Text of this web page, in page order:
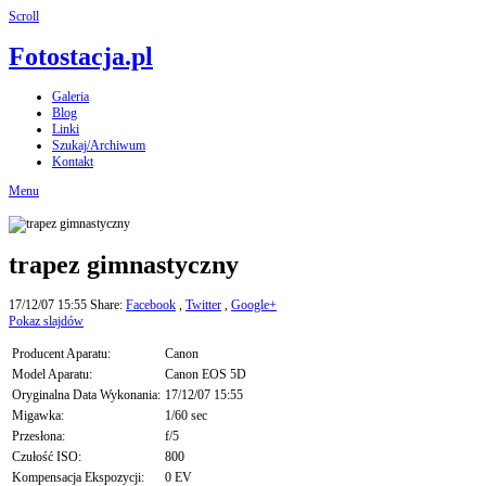
Scroll
Fotostacja.pl
Galeria
Blog
Linki
Szukaj/Archiwum
Kontakt
Menu
trapez gimnastyczny
17/12/07 15:55 Share: Facebook , Twitter , Google+
Pokaz slajdów
Producent Aparatu:
Canon
Model Aparatu:
Canon EOS 5D
Oryginalna Data Wykonania: 17/12/07 15:55
Migawka:
1/60 sec
Przesłona:
f/5
Czułość ISO:
800
Kompensacja Ekspozycji:
0 EV